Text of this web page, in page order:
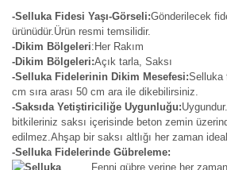
-Selluka Fidesi Yaşı-Görseli:Gönderilecek
ürünüdür.Ürün resmi temsilidir.
-Dikim Bölgeleri:Her Rakım
-Dikim Bölgeleri:Açık tarla, Saksı
-Selluka Fidelerinin Dikim Mesefesi:Selluka
cm sıra arası 50 cm ara ile dikebilirsiniz.
-Saksıda Yetiştiriciliğe Uygunluğu:
bitkileriniz saksı içerisinde beton zemin
edilmez.Ahşap bir saksı altlığı her zaman
-Selluka Fidelerinde Gübreleme:
Fenni gübre yerine her